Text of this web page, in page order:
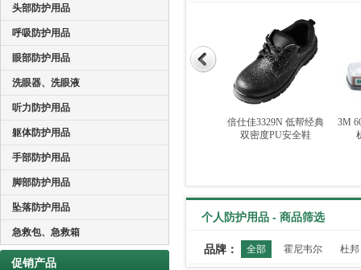
头部防护用品
呼吸防护用品
眼部防护用品
洗眼器、洗眼液
听力防护用品
躯体防护用品
手部防护用品
脚部防护用品
坠落防护用品
急救包、急救箱
促销产品
防砸防穿刺安全鞋
倍仕佳3329N 低帮经典
双密度PU安全鞋
3M
个人防护用品 - 商品筛选
品牌： 全部 霍尼韦尔 杜邦